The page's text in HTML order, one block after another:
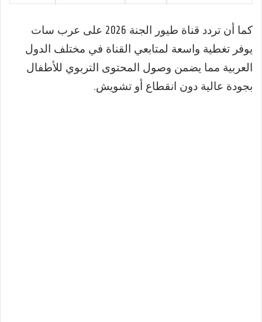
كما أن تردد قناة طيور الجنة 2026 على عرب سات
يوفر تغطية واسعة لمتابعي القناة في مختلف الدول
العربية مما يضمن وصول المحتوى التربوي للأطفال
بجودة عالية دون انقطاع أو تشويش.